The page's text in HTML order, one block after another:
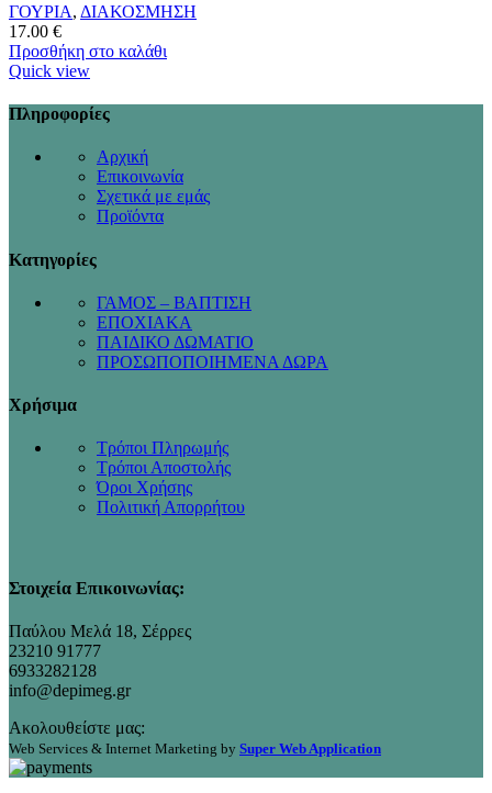
ΓΟΥΡΙΑ, ΔΙΑΚΟΣΜΗΣΗ
17.00 €
Προσθήκη στο καλάθι
Quick view
Πληροφορίες
Αρχική
Επικοινωνία
Σχετικά με εμάς
Προϊόντα
Κατηγορίες
ΓΑΜΟΣ – ΒΑΠΤΙΣΗ
ΕΠΟΧΙΑΚΑ
ΠΑΙΔΙΚΟ ΔΩΜΑΤΙΟ
ΠΡΟΣΩΠΟΠΟΙΗΜΕΝΑ ΔΩΡΑ
Χρήσιμα
Τρόποι Πληρωμής
Τρόποι Αποστολής
Όροι Χρήσης
Πολιτική Απορρήτου
Στοιχεία Επικοινωνίας:
Παύλου Μελά 18, Σέρρες
23210 91777
6933282128
info@depimeg.gr
Ακολουθείστε μας:
Web Services & Internet Marketing by Super Web Application